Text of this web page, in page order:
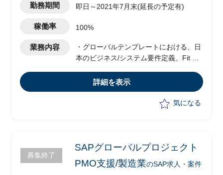
勤務期間 即日～2021年7月末(延長の予定有)
稼働率 100%
業務内容
・グローバルテンプレートにおける、日
本のビジネス/システム要件定義、Fit &
・概要設計、開発フェーズではグローバ
ルチームと協働して日本要件の実現をサ
と、ローカルベンダの橋渡しを実施
バルと日本のハーモナイゼーション推進
詳細を表示
気になる
募集終了
SAPグローバルプロジェクト
PMO支援/製造業のSAP求人・案件